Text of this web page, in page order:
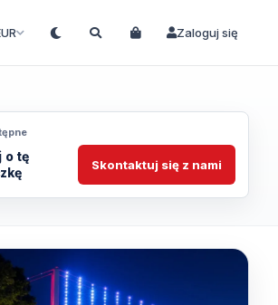
Zaloguj się
o tę
Skontaktuj się z nami